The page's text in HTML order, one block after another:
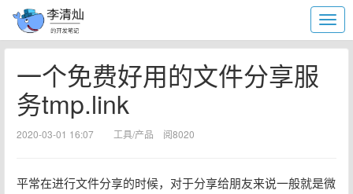
一个免费好用的文件分享服
务tmp.link
2020-03-01 16:07 工具/产品 阅8020
平常在进行文件分享的时候，对于分享给朋友来说一般就是微